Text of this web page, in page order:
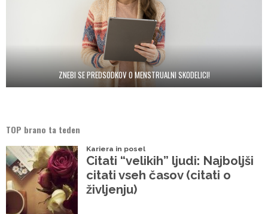
ZNEBI SE PREDSODKOV O MENSTRUALNI SKODELICI!
TOP brano ta teden